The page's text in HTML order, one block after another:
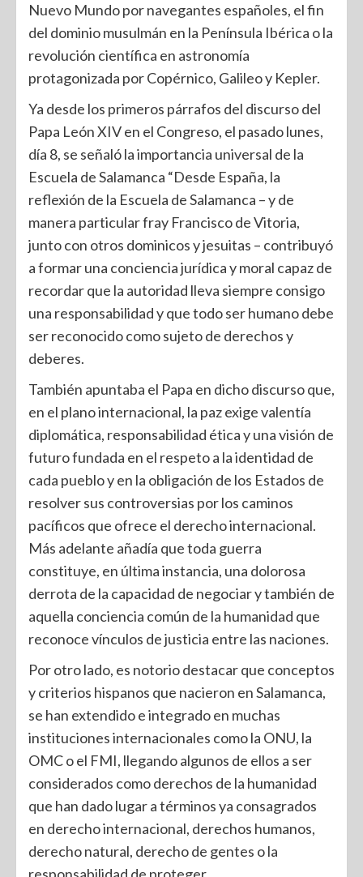
Nuevo Mundo por navegantes españoles, el fin
del dominio musulmán en la Península Ibérica o la
revolución científica en astronomía
protagonizada por Copérnico, Galileo y Kepler.
Ya desde los primeros párrafos del discurso del
Papa León XIV en el Congreso, el pasado lunes,
día 8, se señaló la importancia universal de la
Escuela de Salamanca “Desde España, la
reflexión de la Escuela de Salamanca – y de
manera particular fray Francisco de Vitoria,
junto con otros dominicos y jesuitas – contribuyó
a formar una conciencia jurídica y moral capaz de
recordar que la autoridad lleva siempre consigo
una responsabilidad y que todo ser humano debe
ser reconocido como sujeto de derechos y
deberes.
También apuntaba el Papa en dicho discurso que,
en el plano internacional, la paz exige valentía
diplomática, responsabilidad ética y una visión de
futuro fundada en el respeto a la identidad de
cada pueblo y en la obligación de los Estados de
resolver sus controversias por los caminos
pacíficos que ofrece el derecho internacional.
Más adelante añadía que toda guerra
constituye, en última instancia, una dolorosa
derrota de la capacidad de negociar y también de
aquella conciencia común de la humanidad que
reconoce vínculos de justicia entre las naciones.
Por otro lado, es notorio destacar que conceptos
y criterios hispanos que nacieron en Salamanca,
se han extendido e integrado en muchas
instituciones internacionales como la ONU, la
OMC o el FMI, llegando algunos de ellos a ser
considerados como derechos de la humanidad
que han dado lugar a términos ya consagrados
en derecho internacional, derechos humanos,
derecho natural, derecho de gentes o la